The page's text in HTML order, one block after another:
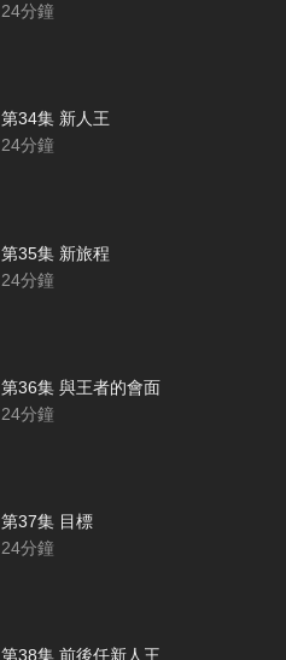
24分鐘
第34集 新人王
24分鐘
第35集 新旅程
24分鐘
第36集 與王者的會面
24分鐘
第37集 目標
24分鐘
第38集 前後任新人王